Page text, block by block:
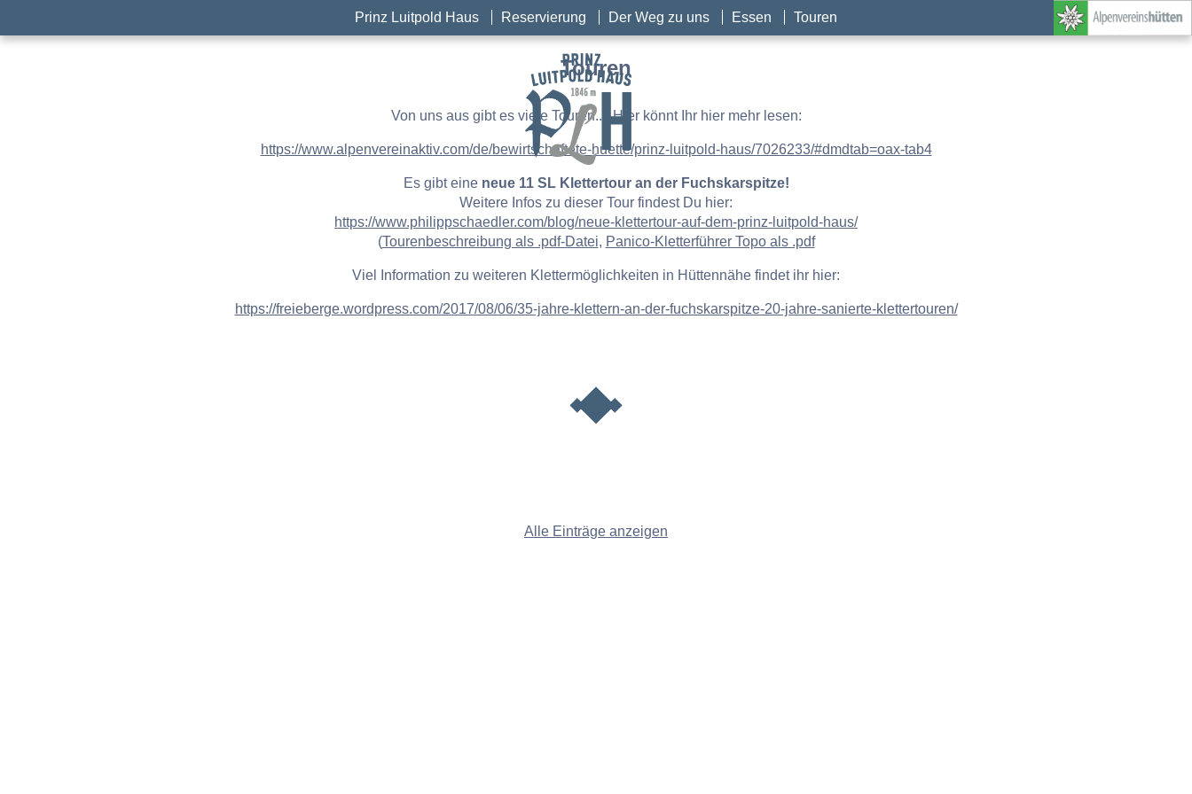
Prinz Luitpold Haus Reservierung Der Weg zu uns Essen Touren
Touren
Von uns aus gibt es viele Touren.... Hier könnt Ihr hier mehr lesen:
https://www.alpenvereinaktiv.com/de/bewirtschaftete-huette/prinz-luitpold-haus/7026233/#dmdtab=oax-tab4
Es gibt eine neue 11 SL Klettertour an der Fuchskarspitze!
Weitere Infos zu dieser Tour findest Du hier:
https://www.philippschaedler.com/blog/neue-klettertour-auf-dem-prinz-luitpold-haus/
(Tourenbeschreibung als .pdf-Datei, Panico-Kletterführer Topo als .pdf
Viel Information zu weiteren Klettermöglichkeiten in Hüttennähe findet ihr hier:
https://freieberge.wordpress.com/2017/08/06/35-jahre-klettern-an-der-fuchskarspitze-20-jahre-sanierte-klettertouren/
Alle Einträge anzeigen